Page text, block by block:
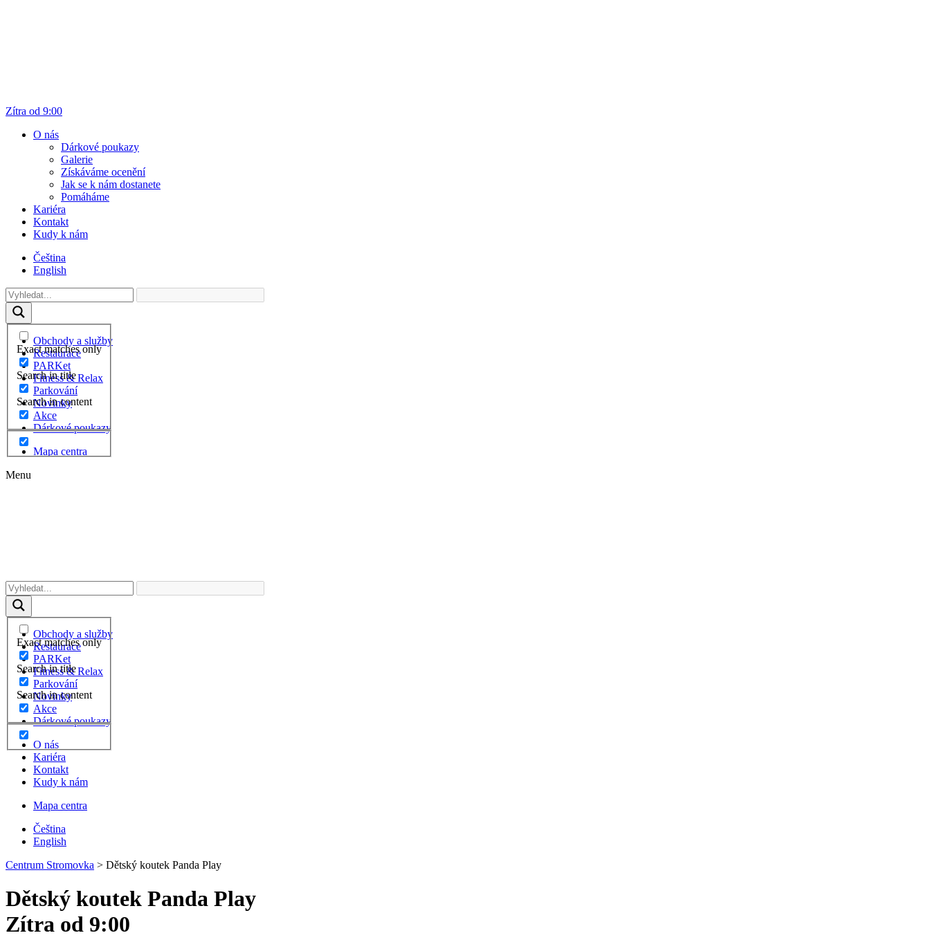
Zítra od 9:00
O nás
Dárkové poukazy
Galerie
Získáváme ocenění
Jak se k nám dostanete
Pomáháme
Kariéra
Kontakt
Kudy k nám
Čeština
English
Exact matches only
Search in title
Search in content
Obchody a služby
Restaurace
PARKet
Fitness & Relax
Parkování
Novinky
Akce
Dárkové poukazy
Mapa centra
Menu
Exact matches only
Search in title
Search in content
Obchody a služby
Restaurace
PARKet
Fitness & Relax
Parkování
Novinky
Akce
Dárkové poukazy
O nás
Kariéra
Kontakt
Kudy k nám
Mapa centra
Čeština
English
Centrum Stromovka > Dětský koutek Panda Play
Dětský koutek Panda Play
Zítra od 9:00